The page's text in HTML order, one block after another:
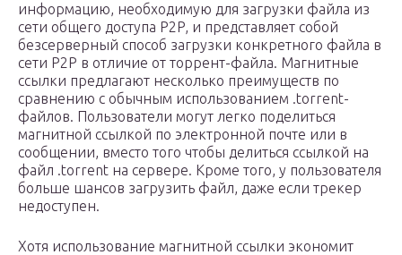
информацию, необходимую для загрузки файла из
сети общего доступа P2P, и представляет собой
безсерверный способ загрузки конкретного файла в
сети P2P в отличие от торрент-файла. Магнитные
ссылки предлагают несколько преимуществ по
сравнению с обычным использованием .torrent-
файлов. Пользователи могут легко поделиться
магнитной ссылкой по электронной почте или в
сообщении, вместо того чтобы делиться ссылкой на
файл .torrent на сервере. Кроме того, у пользователя
больше шансов загрузить файл, даже если трекер
недоступен.
Хотя использование магнитной ссылки экономит